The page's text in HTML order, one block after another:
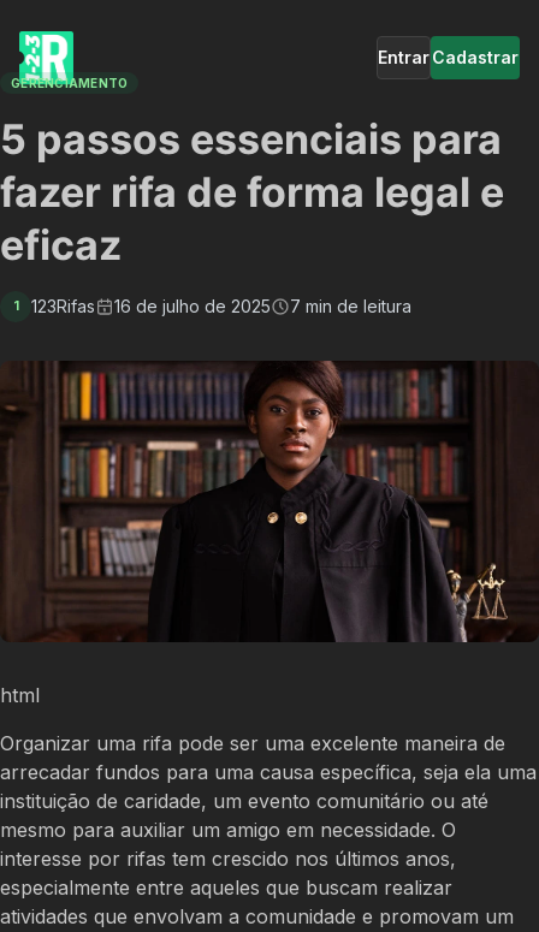
EntrarCadastrar
GERENCIAMENTO
5 passos essenciais para
fazer rifa de forma legal e
eficaz
1 123Rifas 16 de julho de 2025 7 min de leitura
html
Organizar uma rifa pode ser uma excelente maneira de
arrecadar fundos para uma causa específica, seja ela uma
instituição de caridade, um evento comunitário ou até
mesmo para auxiliar um amigo em necessidade. O
interesse por rifas tem crescido nos últimos anos,
especialmente entre aqueles que buscam realizar
atividades que envolvam a comunidade e promovam um